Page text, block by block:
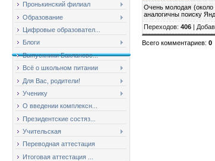
Пронькинский филиал
Образование
Цифровые образовател...
Блоги
Выпускники Баклановс...
Всё о школьном питании
Для Вас, родители!
Ученику
О введении комплексн...
Президентские состяз...
Учительская
Переводная аттестация
Итоговая аттестация ...
Очень молодая (около
аналогичны поиску
Переходов: 406 |
Всего комментариев: 0